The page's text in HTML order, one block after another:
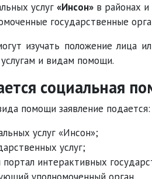
услуг «Инсон» в районах
государственные
изучать положение лица
и видам помощи.
социальная
помощи заявление подается:
услуг «Инсон»;
услуг;
интерактивных